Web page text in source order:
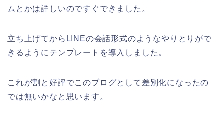
ムとかは詳しいのですぐできました。
立ち上げてからLINEの会話形式のようなやりとりがで
きるようにテンプレートを導入しました。
これが割と好評でこのブログとして差別化になったの
では無いかなと思います。